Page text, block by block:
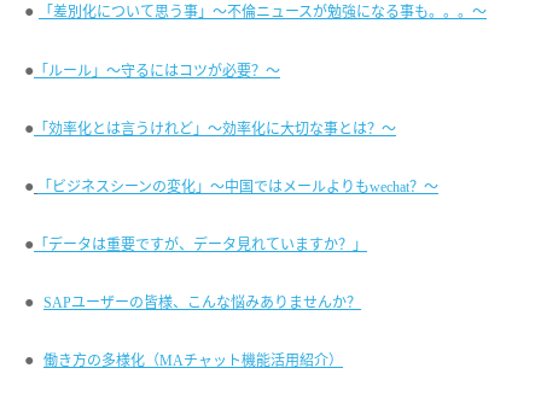
● 「差別化について思う事」～不倫ニュースが勉強になる事も。。。～
● 「ルール」～守るにはコツが必要？～
● 「効率化とは言うけれど」～効率化に大切な事とは？～
● 「ビジネスシーンの変化」～中国ではメールよりもwechat？～
● 「データは重要ですが、データ見れていますか？」
● SAPユーザーの皆様、こんな悩みありませんか？
● 働き方の多様化（MAチャット機能活用紹介）